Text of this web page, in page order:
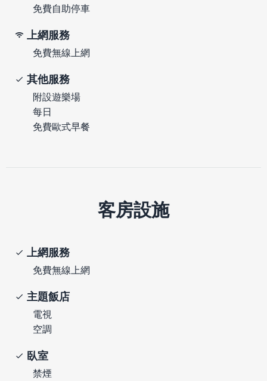
免費自助停車
上網服務
免費無線上網
其他服務
附設遊樂場
每日
免費歐式早餐
客房設施
上網服務
免費無線上網
主題飯店
電視
空調
臥室
禁煙